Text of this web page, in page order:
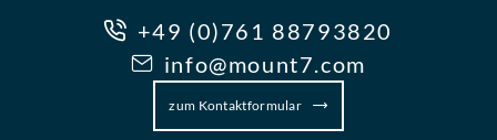
+49 (0)761 88793820
info@mount7.com
zum Kontaktformular